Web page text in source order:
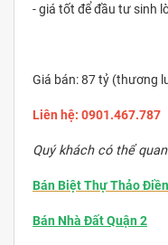
- giá tốt để đầu tư sinh
Giá bán: 87 tỷ (thương
Liên hệ: 0901.467.787
Quý khách có thể
Bán Biệt Thự Thảo Điền
Bán Nhà Đất Quận 2